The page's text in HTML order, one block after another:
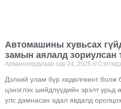
Автомашины хувьсах
замын аялалд зориулсан
Арванхоёрдугаар сар 24, 2025
Дэлхий улам бүр хөдөлгөөнт болж
цэнэглэх шийдлүүдийн эрэлт урьд
улс дамнасан адал явдалд